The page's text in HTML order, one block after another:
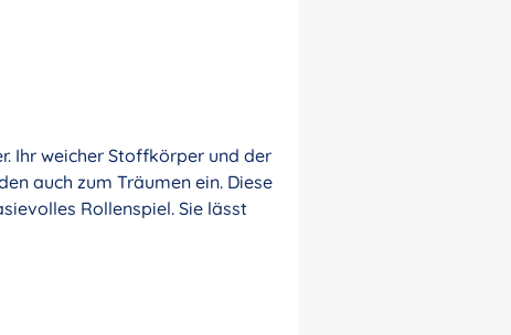
Ihr weicher Stoffkörper und der
auch zum Träumen ein. Diese
Rollenspiel. Sie lässt